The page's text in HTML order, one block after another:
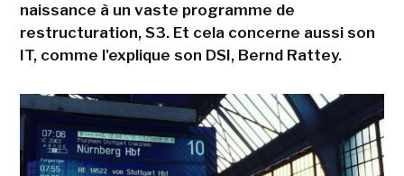
naissance à un vaste programme de
restructuration, S3. Et cela concerne aussi son
IT, comme l'explique son DSI, Bernd Rattey.